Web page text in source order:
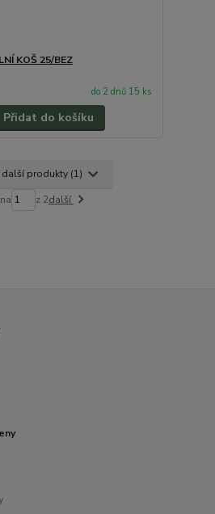
KOŠ 25/BEZ
do 2 dnů 15 ks
Přidat do košíku
produkty (1)
z 2další